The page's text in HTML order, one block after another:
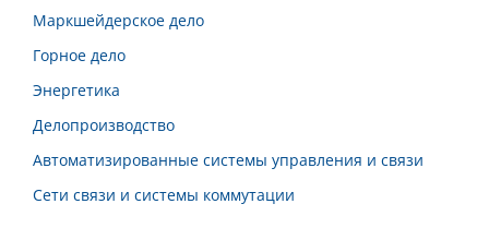
Маркшейдерское дело
Горное дело
Энергетика
Делопроизводство
Автоматизированные системы управления и связи
Сети связи и системы коммутации